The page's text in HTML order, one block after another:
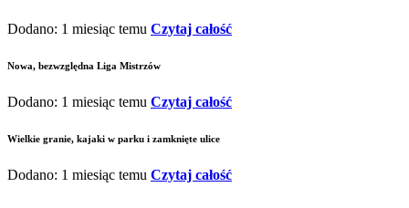
Dodano: 1 miesiąc temu Czytaj całość
Nowa, bezwzględna Liga Mistrzów
Dodano: 1 miesiąc temu Czytaj całość
Wielkie granie, kajaki w parku i zamknięte ulice
Dodano: 1 miesiąc temu Czytaj całość